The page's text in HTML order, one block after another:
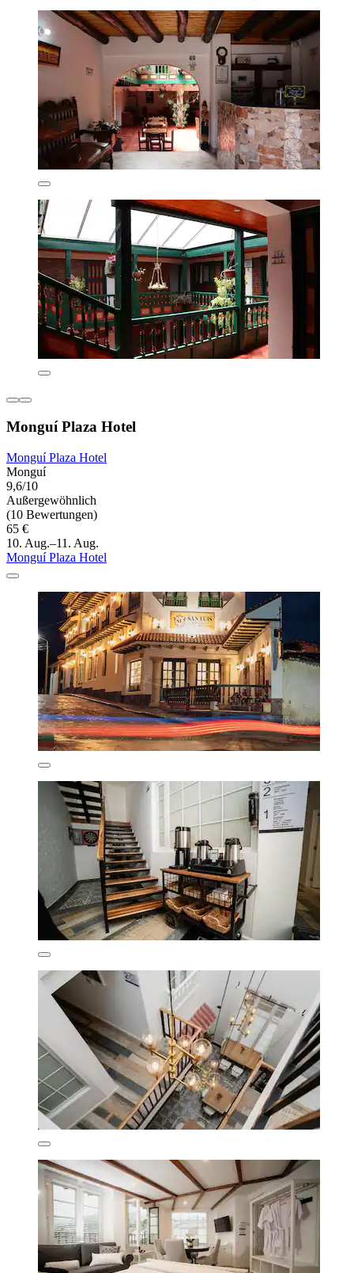
Monguí Plaza Hotel
Monguí Plaza Hotel
Monguí
9,6/10
Außergewöhnlich
(10 Bewertungen)
65 €
10. Aug.–11. Aug.
Monguí Plaza Hotel